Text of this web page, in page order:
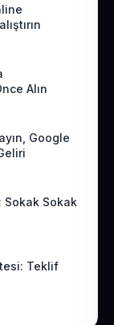
Alın
Google
Sokak Sokak
Teklif